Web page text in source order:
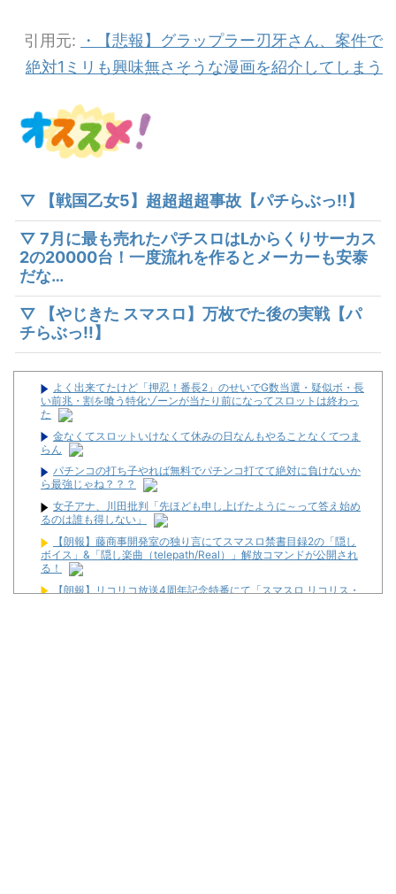
引用元:
・【悲報】グラップラー刃牙さん、案件で
絶対1ミリも興味無さそうな漫画を紹介してしまう
▽ 【戦国乙女5】超超超超事故【パチらぶっ!!】
▽ 7月に最も売れたパチスロはLからくりサーカス
2の20000台！一度流れを作るとメーカーも安泰
だな…
▽ 【やじきた スマスロ】万枚でた後の実戦【パ
チらぶっ!!】
よく出来てたけど「押忍！番長2」のせいでG数当選・疑似ボ・長
い前兆・割を喰う特化ゾーンが当たり前になってスロットは終わっ
た
金なくてスロットいけなくて休みの日なんもやることなくてつま
らん
パチンコの打ち子やれば無料でパチンコ打てて絶対に負けないか
ら最強じゃね？？？
女子アナ、川田批判「先ほども申し上げたように～って答え始め
るのは誰も得しない」
【朗報】藤商事開発室の独り言にてスマスロ禁書目録2の「隠し
ボイス」&「隠し楽曲（telepath/Real）」解放コマンドが公開され
る！
【朗報】リコリコ放送4周年記念特番にて「スマスロ リコリス・